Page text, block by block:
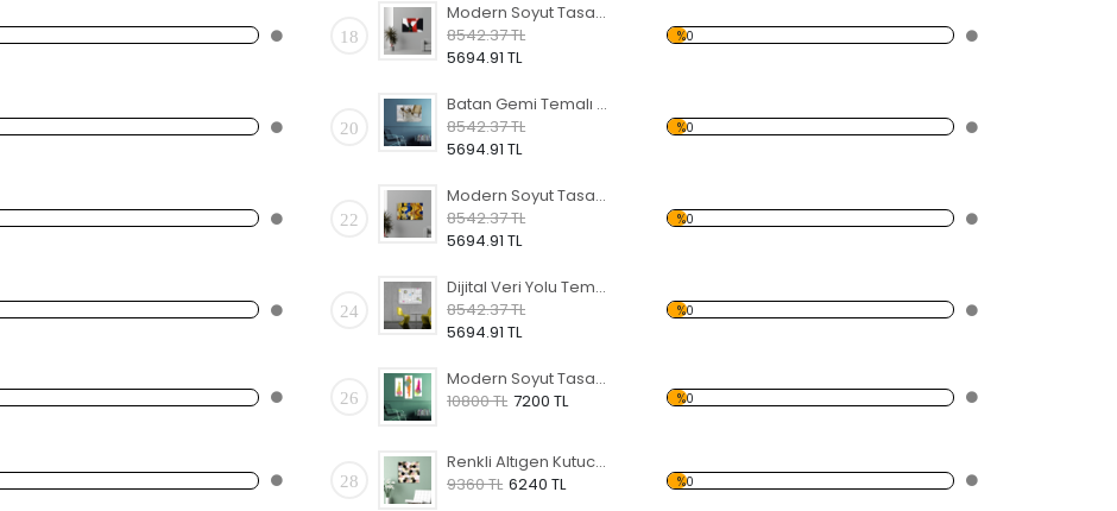
18
Modern Soyut Tasarım 5 Temalı Kanvas Tablo
8542.37 TL
5694.91 TL
%0
20
Batan Gemi Temalı Kanvas Tablo
8542.37 TL
5694.91 TL
%0
22
Modern Soyut Tasarım 3 Temalı Kanvas Tablo
8542.37 TL
5694.91 TL
%0
24
Dijital Veri Yolu Temalı Kanvas Tablo
8542.37 TL
5694.91 TL
%0
26
Modern Soyut Tasarım 2Temalı Kanvas Tablo
10800 TL 7200 TL %0
28
Renkli Altıgen Kutucuk Temalı Kanvas Tablo
9360 TL 6240 TL %0